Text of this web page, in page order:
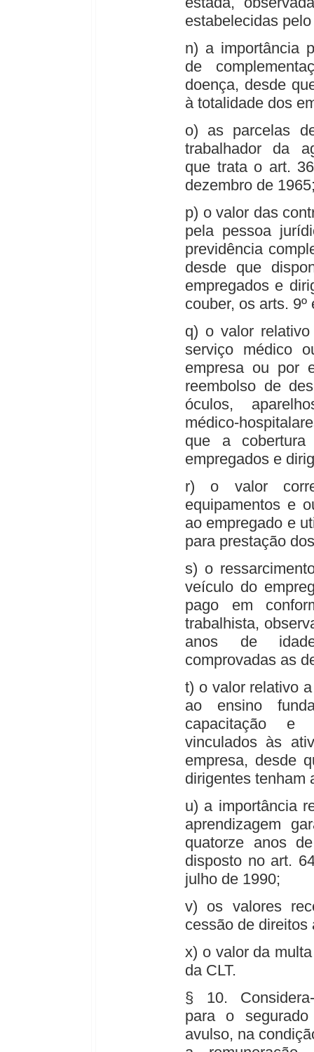
estabelecidas
n) a importância
de
doença, desde
à totalidade dos
o) as parcelas
trabalhador da
que trata o art.
dezembro de
p) o valor das
pela pessoa
previdência
desde que
empregados e
couber, os arts. 9º
q) o valor
serviço médico
empresa ou por
reembolso de
óculos,
médico-
que a
empregados e
r) o valor
equipamentos e
ao empregado e
para prestação
s) o
veículo do
pago em
trabalhista,
anos de
comprovadas as
t) o valor relativo
ao ensino
capacitação e
vinculados às
empresa, desde
dirigentes tenham
u) a importância
aprendizagem
quatorze anos
disposto no art.
julho de 1990;
v) os valores
cessão de direitos
x) o valor da
da CLT.
§ 10. Considera-
para o
avulso, na